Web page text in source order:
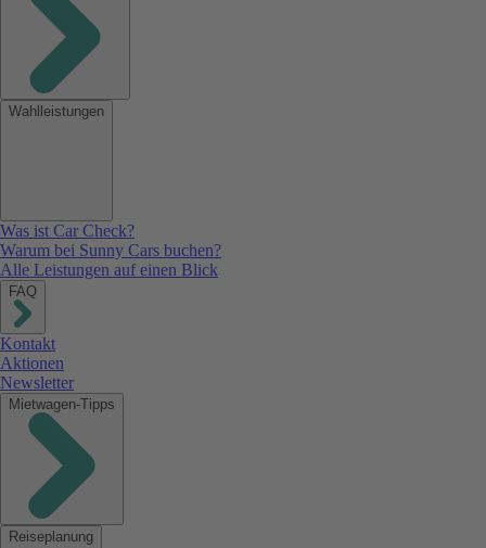
Wahlleistungen
Was ist Car Check?
Warum bei Sunny Cars buchen?
Alle Leistungen auf einen Blick
FAQ
Kontakt
Aktionen
Newsletter
Mietwagen-Tipps
Reiseplanung